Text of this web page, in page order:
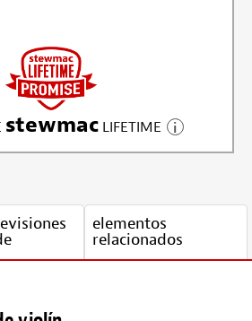
stewmacLIFETIME
elementos
relacionados